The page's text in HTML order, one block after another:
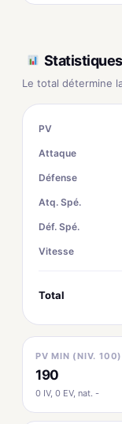
Le total détermine
PV
Attaque
Défense
Atq. Spé.
Déf. Spé.
Vitesse
Total
PV MIN (NIV. 100)
190
0 IV, 0 EV, nat. -